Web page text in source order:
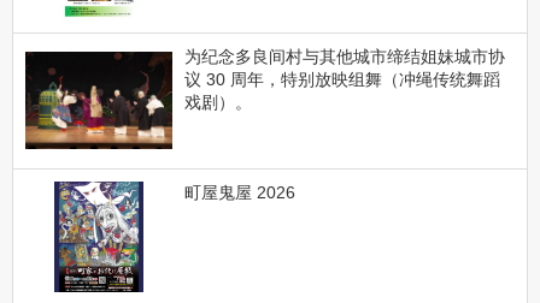
为纪念多良间村与其他城市缔结姐妹城市协
议 30 周年，特别放映组舞（冲绳传统舞蹈
戏剧）。
町屋鬼屋 2026